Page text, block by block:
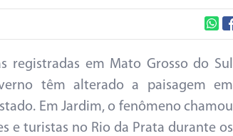
registradas em Mato Grosso do Sul
têm alterado a paisagem em
Em Jardim, o fenômeno chamou
e turistas no Rio da Prata durante os